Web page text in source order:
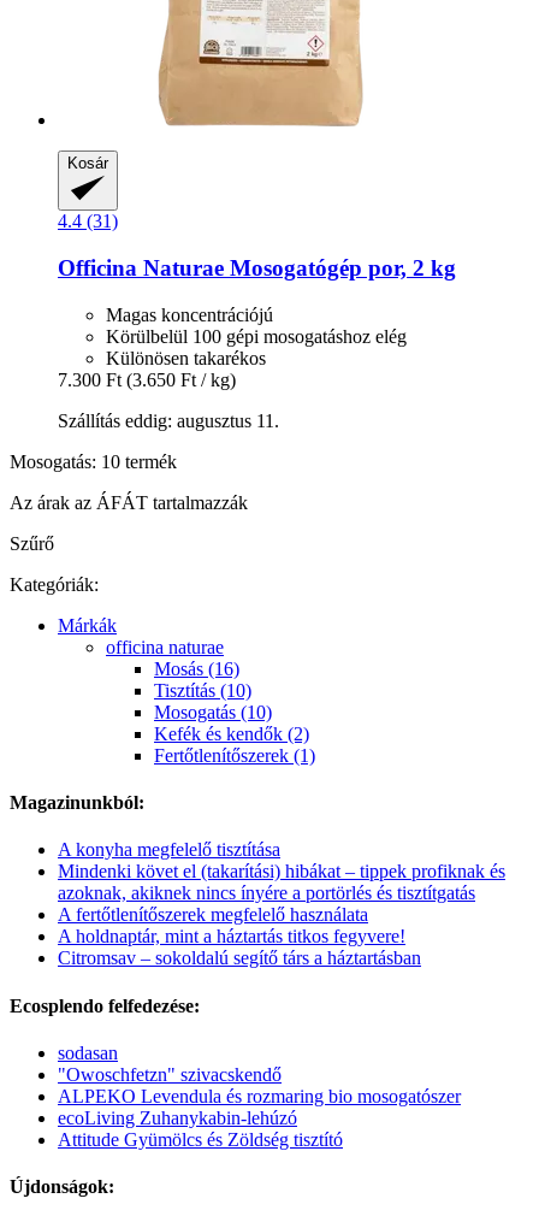
Kosár
4.4 (31)
Officina Naturae Mosogatógép por, 2 kg
Magas koncentrációjú
Körülbelül 100 gépi mosogatáshoz elég
Különösen takarékos
7.300 Ft (3.650 Ft / kg)
Szállítás eddig: augusztus 11.
Mosogatás: 10 termék
Az árak az ÁFÁT tartalmazzák
Szűrő
Kategóriák:
Márkák
officina naturae
Mosás (16)
Tisztítás (10)
Mosogatás (10)
Kefék és kendők (2)
Fertőtlenítőszerek (1)
Magazinunkból:
A konyha megfelelő tisztítása
Mindenki követ el (takarítási) hibákat – tippek profiknak és
azoknak, akiknek nincs ínyére a portörlés és tisztítgatás
A fertőtlenítőszerek megfelelő használata
A holdnaptár, mint a háztartás titkos fegyvere!
Citromsav – sokoldalú segítő társ a háztartásban
Ecosplendo felfedezése:
sodasan
"Owoschfetzn" szivacskendő
ALPEKO Levendula és rozmaring bio mosogatószer
ecoLiving Zuhanykabin-lehúzó
Attitude Gyümölcs és Zöldség tisztító
Újdonságok: